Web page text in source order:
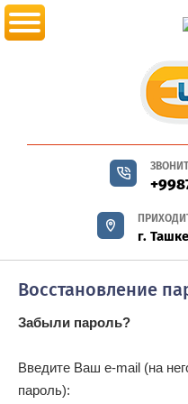
г.
Восстановление
Забыли пароль?
Введите Ваш e-mail (на
пароль):